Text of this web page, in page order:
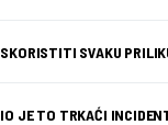
SVAKU
JE TO TRKAĆI